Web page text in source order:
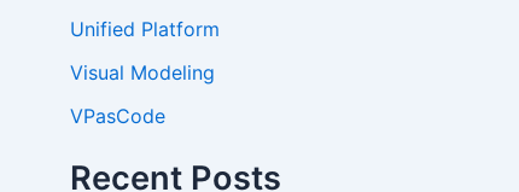
Unified Platform
Visual Modeling
VPasCode
Recent Posts